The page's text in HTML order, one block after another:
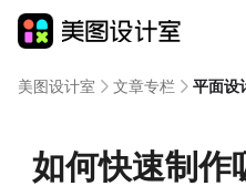
美图设计室 文章专栏 平面设
如何快速制作